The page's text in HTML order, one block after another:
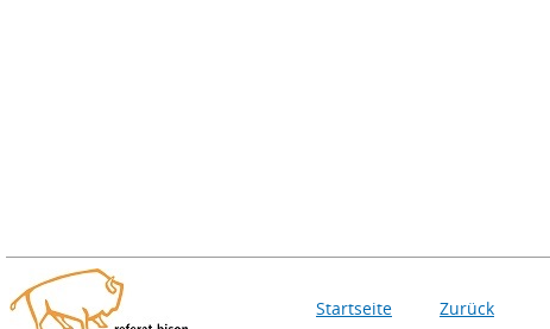
Startseite Zurück